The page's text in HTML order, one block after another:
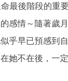
最後階段的重
感情～隨著歲
乎早已預感到
她不在後，一